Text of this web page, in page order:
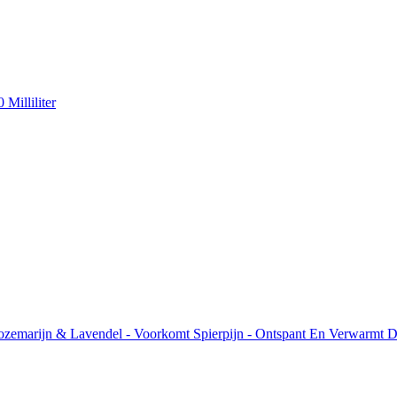
Milliliter
& Lavendel - Voorkomt Spierpijn - Ontspant En Verwarmt